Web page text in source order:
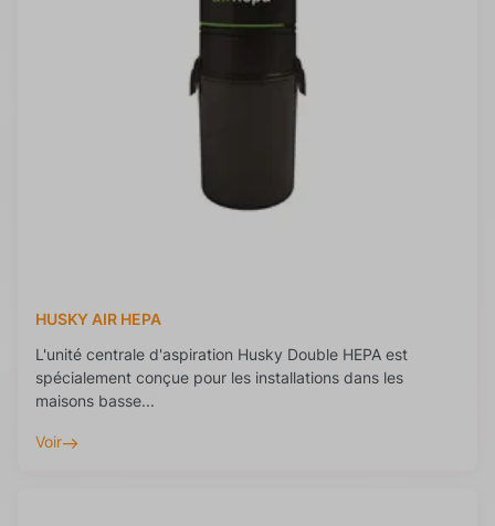
HUSKY AIR HEPA
L'unité centrale d'aspiration Husky Double HEPA est
spécialement conçue pour les installations dans les
maisons basse...
Voir